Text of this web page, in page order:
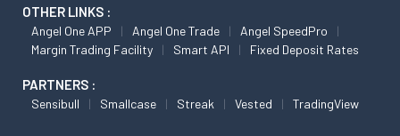
OTHER LINKS :
Angel One APP Angel One Trade
Angel SpeedPro
Margin Trading Facility
Smart API Fixed Deposit Rates
PARTNERS :
Sensibull Smallcase Streak Vested TradingView